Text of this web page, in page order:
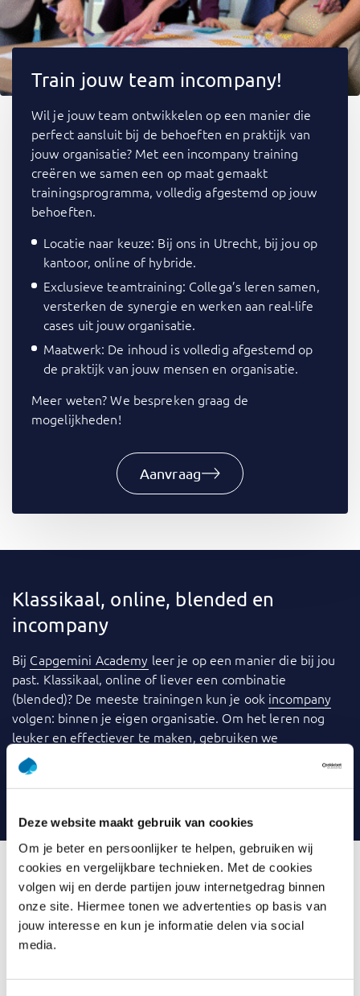
Deze website maakt gebruik van cookies
Om je beter en persoonlijker te helpen, gebruiken wij
cookies en vergelijkbare technieken. Met de cookies
volgen wij en derde partijen jouw internetgedrag binnen
onze site. Hiermee tonen we advertenties op basis van
jouw interesse en kun je informatie delen via social
media.
Train jouw team incompany!
Wil je jouw team ontwikkelen op een manier die
perfect aansluit bij de behoeften en praktijk van
jouw organisatie? Met een incompany training
creëren we samen een op maat gemaakt
trainingsprogramma, volledig afgestemd op jouw
behoeften.
Locatie naar keuze: Bij ons in Utrecht, bij jou op
kantoor, online of hybride.
Exclusieve teamtraining: Collega’s leren samen,
versterken de synergie en werken aan real-life
cases uit jouw organisatie.
Maatwerk: De inhoud is volledig afgestemd op
de praktijk van jouw mensen en organisatie.
Meer weten? We bespreken graag de
mogelijkheden!
Aanvraag
Klassikaal, online, blended en
incompany
Bij Capgemini Academy leer je op een manier die bij jou
past. Klassikaal, online of liever een combinatie
(blended)? De meeste trainingen kun je ook incompany
volgen: binnen je eigen organisatie. Om het leren nog
leuker en effectiever te maken, gebruiken we
verschillende tools. Denk aan video’s, games, quizzen,
webinars en praktijkcases. En met vragen kun je altijd
terecht bij jouw trainer.
Lees ervaringen met Capgemini Academy op Springest
Wat is Gamification Foundation
Gamification is de inzet van spelprincipes en -technieken